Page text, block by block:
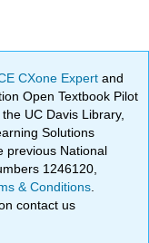
CXone Expertand
Open Textbook Pilot
UC Davis Library,
Solutions
previous National
1246120,
& Conditions
contact us